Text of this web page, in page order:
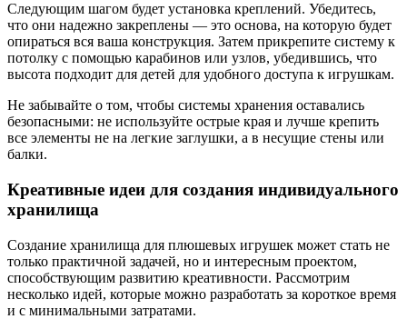
Следующим шагом будет установка креплений. Убедитесь,
что они надежно закреплены — это основа, на которую будет
опираться вся ваша конструкция. Затем прикрепите систему к
потолку с помощью карабинов или узлов, убедившись, что
высота подходит для детей для удобного доступа к игрушкам.
Не забывайте о том, чтобы системы хранения оставались
безопасными: не используйте острые края и лучше крепить
все элементы не на легкие заглушки, а в несущие стены или
балки.
Креативные идеи для создания индивидуального
хранилища
Создание хранилища для плюшевых игрушек может стать не
только практичной задачей, но и интересным проектом,
способствующим развитию креативности. Рассмотрим
несколько идей, которые можно разработать за короткое время
и с минимальными затратами.